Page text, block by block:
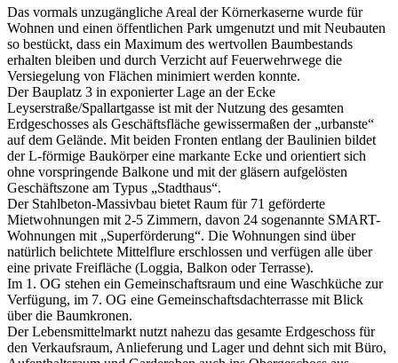
Das vormals unzugängliche Areal der Körnerkaserne wurde für
Wohnen und einen öffentlichen Park umgenutzt und mit Neubauten
so bestückt, dass ein Maximum des wertvollen Baumbestands
erhalten bleiben und durch Verzicht auf Feuerwehrwege die
Versiegelung von Flächen minimiert werden konnte.
Der Bauplatz 3 in exponierter Lage an der Ecke
Leyserstraße/Spallartgasse ist mit der Nutzung des gesamten
Erdgeschosses als Geschäftsfläche gewissermaßen der „urbanste“
auf dem Gelände. Mit beiden Fronten entlang der Baulinien bildet
der L-förmige Baukörper eine markante Ecke und orientiert sich
ohne vorspringende Balkone und mit der gläsern aufgelösten
Geschäftszone am Typus „Stadthaus“.
Der Stahlbeton-Massivbau bietet Raum für 71 geförderte
Mietwohnungen mit 2-5 Zimmern, davon 24 sogenannte SMART-
Wohnungen mit „Superförderung“. Die Wohnungen sind über
natürlich belichtete Mittelflure erschlossen und verfügen alle über
eine private Freifläche (Loggia, Balkon oder Terrasse).
Im 1. OG stehen ein Gemeinschaftsraum und eine Waschküche zur
Verfügung, im 7. OG eine Gemeinschaftsdachterrasse mit Blick
über die Baumkronen.
Der Lebensmittelmarkt nutzt nahezu das gesamte Erdgeschoss für
den Verkaufsraum, Anlieferung und Lager und dehnt sich mit Büro,